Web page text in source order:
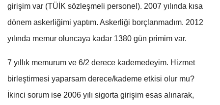
girişim var (TÜİK sözleşmeli personel). 2007 yılında kısa
dönem askerliğimi yaptım. Askerliği borçlanmadım. 2012
yılında memur oluncaya kadar 1380 gün primim var.
7 yıllık memurum ve 6/2 derece kademedeyim. Hizmet
birleştirmesi yaparsam derece/kademe etkisi olur mu?
İkinci sorum ise 2006 yılı sigorta girişim esas alınarak,